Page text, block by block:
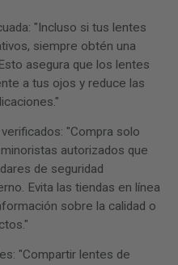
"Incluso si tus lentes
siempre obtén una
asegura que los lentes
a tus ojos y reduce las
"Compra solo
autorizados que
de seguridad
Evita las tiendas en línea
sobre la calidad o
"Compartir lentes de